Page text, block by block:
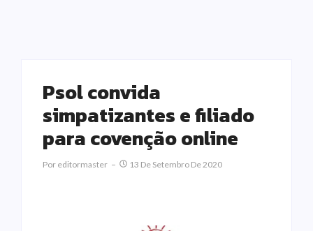
Psol convida
simpatizantes e filiado
para covenção online
Por Editormaster 13 De Setembro De 2020